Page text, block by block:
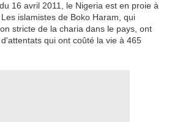
16 avril 2011, le Nigeria est en proie à
islamistes de Boko Haram, qui
stricte de la charia dans le pays, ont
qui ont coûté la vie à 465